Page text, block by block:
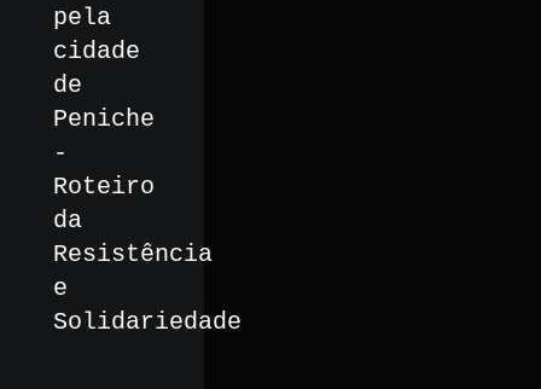
pela
cidade
de
Peniche
-
Roteiro
da
Resistência
e
Solidariedade